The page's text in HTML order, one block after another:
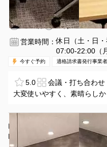
神泉駅 徒歩3分東京都東京
1〜4名
30分〜
営業時間：休日（土・日・
07:00-22:00（
今すぐ予約 適格請求書発行事業者
5.0 会議・打ち合わせ
大変使いやすく、素晴らしか
H1T表参道 会議室 01(10名)
H1T表参道 会議室 01